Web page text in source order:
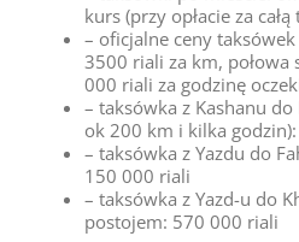
kurs (przy opłacie za
– oficjalne ceny taksówek
3500 riali za km,
000 riali za godzinę
– taksówka z Kashanu
ok 200 km i kilka
– taksówka z Yazdu do
150 000 riali
– taksówka z Yazd-u do
postojem: 570 000 riali